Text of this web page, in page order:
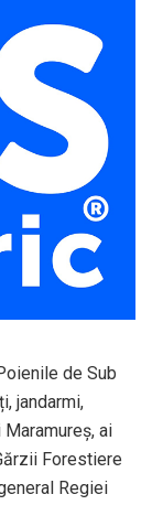
de Sub
jandarmi,
ai
Forestiere
Regiei